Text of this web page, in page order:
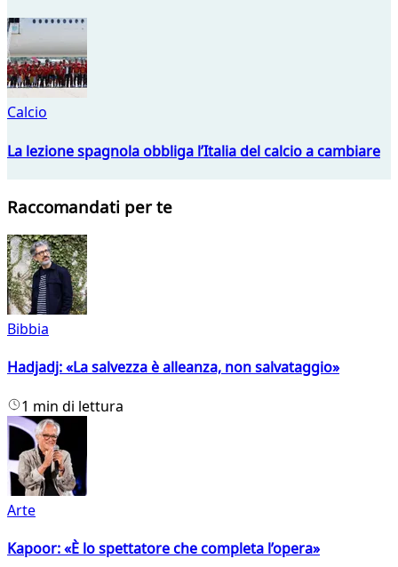
Calcio
La lezione spagnola obbliga l’Italia del calcio a cambiare
Raccomandati per te
Bibbia
Hadjadj: «La salvezza è alleanza, non salvataggio»
1 min di lettura
Arte
Kapoor: «È lo spettatore che completa l’opera»